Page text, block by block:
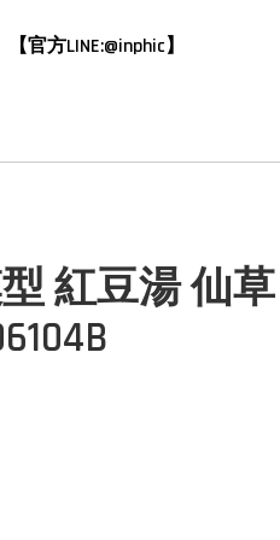
【官方LINE:@inphic】
紅豆湯 仙